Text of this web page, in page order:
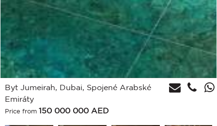
Byt Jumeirah, Dubai, Spojené Arabské
Emiráty
Price from 150 000 000 AED